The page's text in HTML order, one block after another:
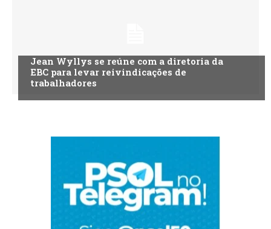
Jean Wyllys se reúne com a diretoria da
EBC para levar reivindicações de
trabalhadores